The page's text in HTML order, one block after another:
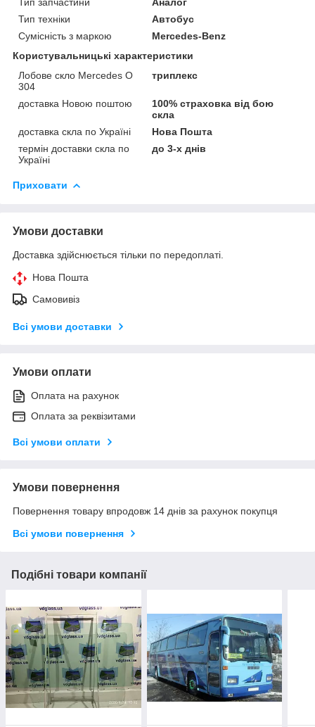
Тип техніки
Автобус
Сумісність з маркою
Mercedes-Benz
Користувальницькі характеристики
Лобове скло Mercedes O
304
триплекс
доставка Новою поштою
100% страховка від бою
скла
доставка скла по Україні
Нова Пошта
термін доставки скла по
Україні
до 3-х днів
Приховати
Умови доставки
Доставка здійснюється тільки по передоплаті.
Нова Пошта
Самовивіз
Всі умови доставки
Умови оплати
Оплата на рахунок
Оплата за реквізитами
Всі умови оплати
Умови повернення
Повернення товару впродовж 14 днів за рахунок покупця
Всі умови повернення
Подібні товари компанії